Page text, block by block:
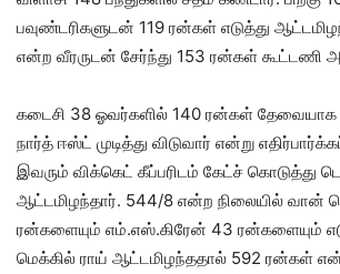
பவுண்டரிகளுடன் 119 ரன்கள் எடுத்து
என்ற வீரருடன் சேர்ந்து 153 ரன்கள் கூட்டணி
கடைசி 38 ஓவர்களில் 140 ரன்கள் தேவையாக
நார்த் ஈஸ்ட் முடித்து விடுவார் என்று
இவரும் விக்கெட் கீப்பரிடம் கேட்ச் கொடுத்து
ஆட்டமிழந்தார். 544/8 என்ற நிலையில் வான்
ரன்களையும் எம்.எஸ்.கிரேன் 43 ரன்களையும்
மெக்கில் ராய் ஆட்டமிழந்ததால் 592 ரன்கள்